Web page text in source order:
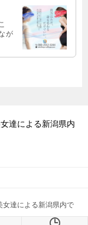
が
達による新潟県内
達による新潟県内で